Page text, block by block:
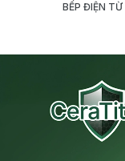
BẾP ĐIỆN TỪ